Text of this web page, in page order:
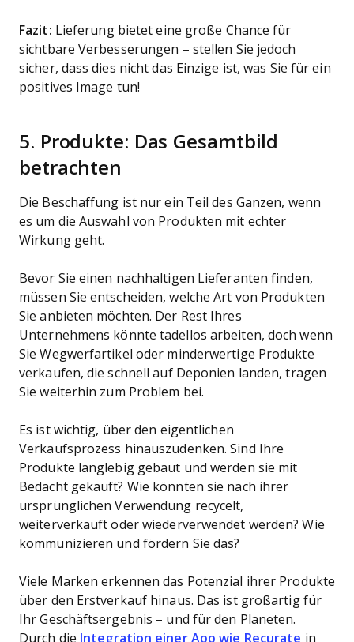
Fazit: Lieferung bietet eine große Chance für
sichtbare Verbesserungen – stellen Sie jedoch
sicher, dass dies nicht das Einzige ist, was Sie für ein
positives Image tun!
5. Produkte: Das Gesamtbild
betrachten
Die Beschaffung ist nur ein Teil des Ganzen, wenn
es um die Auswahl von Produkten mit echter
Wirkung geht.
Bevor Sie einen nachhaltigen Lieferanten finden,
müssen Sie entscheiden, welche Art von Produkten
Sie anbieten möchten. Der Rest Ihres
Unternehmens könnte tadellos arbeiten, doch wenn
Sie Wegwerfartikel oder minderwertige Produkte
verkaufen, die schnell auf Deponien landen, tragen
Sie weiterhin zum Problem bei.
Es ist wichtig, über den eigentlichen
Verkaufsprozess hinauszudenken. Sind Ihre
Produkte langlebig gebaut und werden sie mit
Bedacht gekauft? Wie könnten sie nach ihrer
ursprünglichen Verwendung recycelt,
weiterverkauft oder wiederverwendet werden? Wie
kommunizieren und fördern Sie das?
Viele Marken erkennen das Potenzial ihrer Produkte
über den Erstverkauf hinaus. Das ist großartig für
Ihr Geschäftsergebnis – und für den Planeten.
Durch die Integration einer App wie Recurate in